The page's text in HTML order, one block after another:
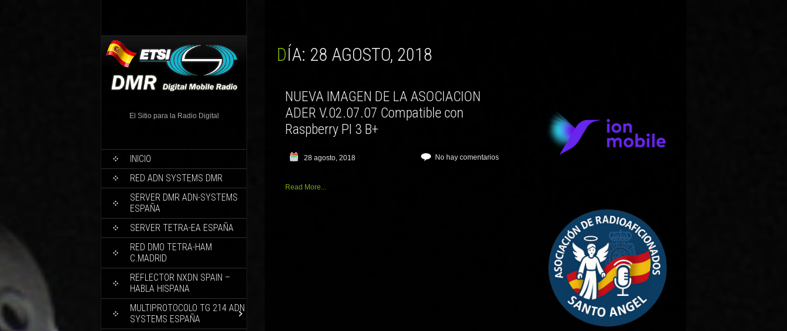
El Sitio para la Radio Digital
INICIO
RED ADN SYSTEMS DMR
SERVER DMR ADN-SYSTEMS
ESPAÑA
SERVER TETRA-EA ESPAÑA
RED DMO TETRA-HAM
C.MADRID
REFLECTOR NXDN SPAIN –
HABLA HISPANA
MULTIPROTOCOLO TG 214 ADN
SYSTEMS ESPAÑA
DÍA: 28 AGOSTO, 2018
NUEVA IMAGEN DE LA ASOCIACION
ADER V.02.07.07 Compatible con
Raspberry PI 3 B+
28 agosto, 2018 No hay comentarios
Read More...